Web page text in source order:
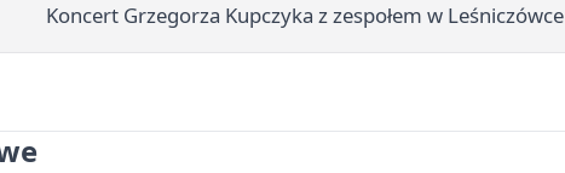
Koncert Grzegorza Kupczyka z zespołem w Leśniczówce